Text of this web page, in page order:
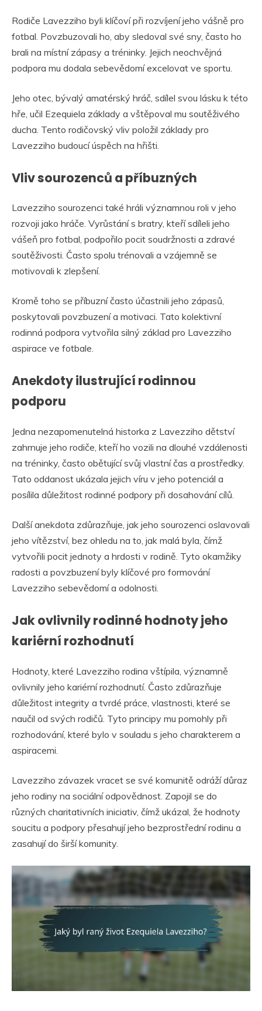
Rodiče Lavezziho byli klíčoví při rozvíjení jeho vášně pro
fotbal. Povzbuzovali ho, aby sledoval své sny, často ho
brali na místní zápasy a tréninky. Jejich neochvějná
podpora mu dodala sebevědomí excelovat ve sportu.
Jeho otec, bývalý amatérský hráč, sdílel svou lásku k této
hře, učil Ezequiela základy a vštěpoval mu soutěživého
ducha. Tento rodičovský vliv položil základy pro
Lavezziho budoucí úspěch na hřišti.
Vliv sourozenců a příbuzných
Lavezziho sourozenci také hráli významnou roli v jeho
rozvoji jako hráče. Vyrůstání s bratry, kteří sdíleli jeho
vášeň pro fotbal, podpořilo pocit soudržnosti a zdravé
soutěživosti. Často spolu trénovali a vzájemně se
motivovali k zlepšení.
Kromě toho se příbuzní často účastnili jeho zápasů,
poskytovali povzbuzení a motivaci. Tato kolektivní
rodinná podpora vytvořila silný základ pro Lavezziho
aspirace ve fotbale.
Anekdoty ilustrující rodinnou
podporu
Jedna nezapomenutelná historka z Lavezziho dětství
zahrnuje jeho rodiče, kteří ho vozili na dlouhé vzdálenosti
na tréninky, často obětující svůj vlastní čas a prostředky.
Tato oddanost ukázala jejich víru v jeho potenciál a
posílila důležitost rodinné podpory při dosahování cílů.
Další anekdota zdůrazňuje, jak jeho sourozenci oslavovali
jeho vítězství, bez ohledu na to, jak malá byla, čímž
vytvořili pocit jednoty a hrdosti v rodině. Tyto okamžiky
radosti a povzbuzení byly klíčové pro formování
Lavezziho sebevědomí a odolnosti.
Jak ovlivnily rodinné hodnoty jeho
kariérní rozhodnutí
Hodnoty, které Lavezziho rodina vštípila, významně
ovlivnily jeho kariérní rozhodnutí. Často zdůrazňuje
důležitost integrity a tvrdé práce, vlastnosti, které se
naučil od svých rodičů. Tyto principy mu pomohly při
rozhodování, které bylo v souladu s jeho charakterem a
aspiracemi.
Lavezziho závazek vracet se své komunitě odráží důraz
jeho rodiny na sociální odpovědnost. Zapojil se do
různých charitativních iniciativ, čímž ukázal, že hodnoty
soucitu a podpory přesahují jeho bezprostřední rodinu a
zasahují do širší komunity.